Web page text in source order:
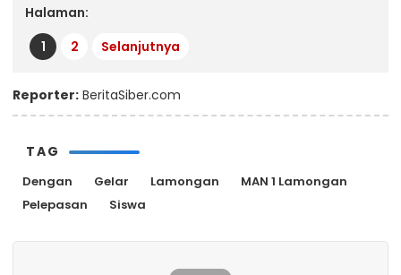
Halaman:
1
2 Selanjutnya
Reporter: BeritaSiber.com
TAG
Dengan Gelar Lamongan
MAN 1 Lamongan
Pelepasan
Siswa